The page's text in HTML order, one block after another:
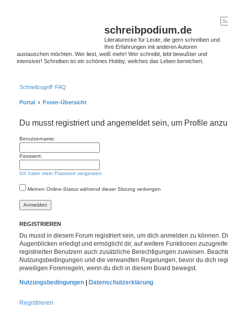
schreibpodium.de
Literaturecke für Leute, die gern schreiben und
Ihre Erfahrungen mit anderen Autoren
austauschen möchten. Wer liest, weiß mehr! Wer schreibt, lebt bewußter und
intensiver! Schreiben ist ein schönes Hobby, welches das Leben bereichert.
Schnellzugriff FAQ
Portal Foren-Übersicht
Du musst registriert und angemeldet sein, um Profile
Benutzername:
Passwort:
Ich habe mein Passwort vergessen
Meinen Online-Status während dieser Sitzung verbergen
REGISTRIEREN
Du musst in diesem Forum registriert sein, um dich anmelden zu können.
Augenblicken erledigt und ermöglicht dir, auf weitere Funktionen
registrierten Benutzern auch zusätzliche Berechtigungen zuweisen.
Nutzungsbedingungen und die verwandten Regelungen, bevor du dich
jeweiligen Forenregeln, wenn du dich in diesem Board bewegst.
Nutzungsbedingungen
Datenschutzerklärung
Registrieren